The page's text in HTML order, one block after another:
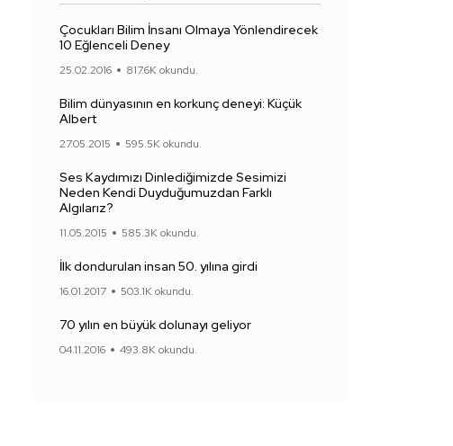
Çocukları Bilim İnsanı Olmaya Yönlendirecek
10 Eğlenceli Deney
25.02.2016 817.6K okundu.
Bilim dünyasının en korkunç deneyi: Küçük
Albert
27.05.2015 595.5K okundu.
Ses Kaydımızı Dinlediğimizde Sesimizi
Neden Kendi Duyduğumuzdan Farklı
Algılarız?
11.05.2015 585.3K okundu.
İlk dondurulan insan 50. yılına girdi
16.01.2017 503.1K okundu.
70 yılın en büyük dolunayı geliyor
04.11.2016 493.8K okundu.